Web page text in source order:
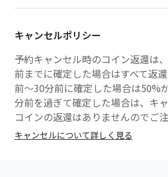
来店をお願いいたします。お着替
・ジムエリアをご利用の場合、ご
入館可能です。
【ご来店方法】
・ご到着後、受付スタッフへ「
店」である旨をお伝えください。
【遅刻時の対応について】
キャンセルポリシー
予約キャンセル時のコイン返還は
前までに確定した場合はすべて返
前〜30分前に確定した場合は50%
分前を過ぎて確定した場合は、キ
コインの返還はありませんのでご
キャンセルについて詳しく見る